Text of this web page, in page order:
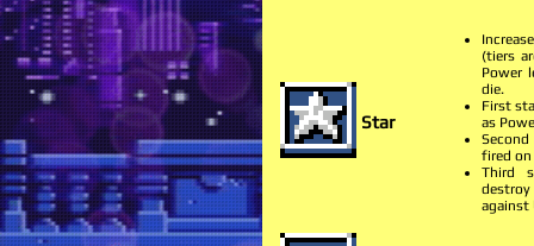
Star
(tiers
Power
die.
First
as
fired on
Third
against